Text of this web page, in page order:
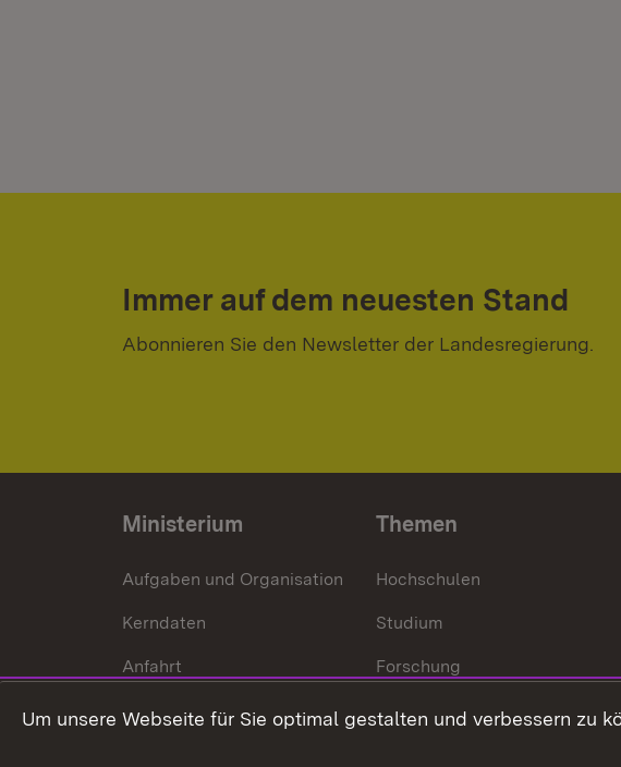
Immer auf dem neuesten Stand
Abonnieren Sie den Newsletter der Landesregierung.
Ministerium
Aufgaben und Organisation
Kerndaten
Anfahrt
Themen
Hochschulen
Studium
Forschung
Internationales
Um unsere Webseite für Sie optimal gestalten und verbessern zu